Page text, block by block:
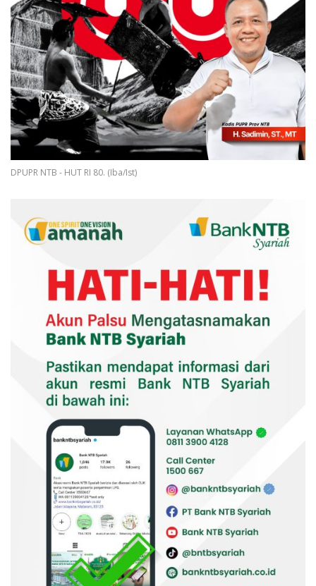
DPUPR NTB - HUT RI 80. (Iba/Ist)